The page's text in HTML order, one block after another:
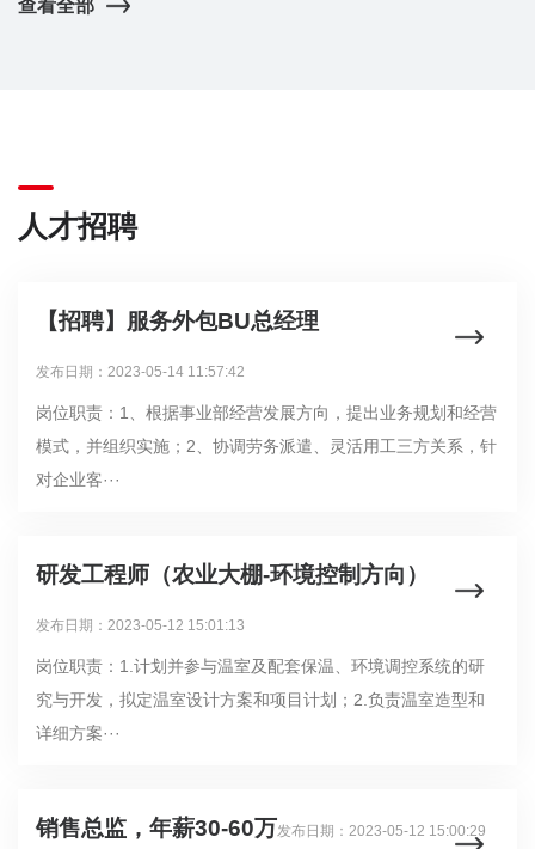
查看全部
人才招聘
【招聘】服务外包BU总经理
发布日期：2023-05-14 11:57:42
岗位职责：1、根据事业部经营发展方向，提出业务规划和经营
模式，并组织实施；2、协调劳务派遣、灵活用工三方关系，针
对企业客···
研发工程师（农业大棚-环境控制方向）
发布日期：2023-05-12 15:01:13
岗位职责：1.计划并参与温室及配套保温、环境调控系统的研
究与开发，拟定温室设计方案和项目计划；2.负责温室造型和
详细方案···
销售总监，年薪30-60万发布日期：2023-05-12 15:00:29